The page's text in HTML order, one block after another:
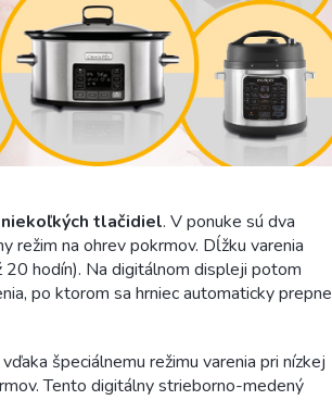
tlačidiel. V ponuke sú dva
režim na ohrev pokrmov. Dĺžku varenia
20 hodín). Na digitálnom displeji potom
po ktorom sa hrniec automaticky prepne
špeciálnemu režimu varenia pri nízkej
Tento digitálny strieborno-medený